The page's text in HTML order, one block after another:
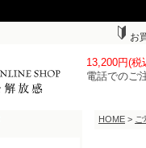
お
13,200円(
電話でのご
HOME >